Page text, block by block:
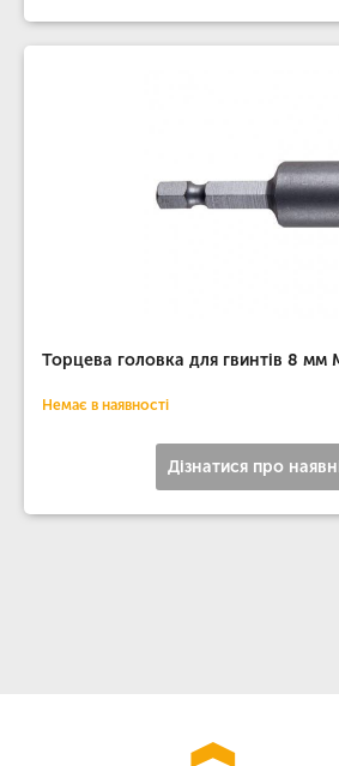
Торцева головка для гвинтів 8 мм
Немає в наявності
Дізнатися про